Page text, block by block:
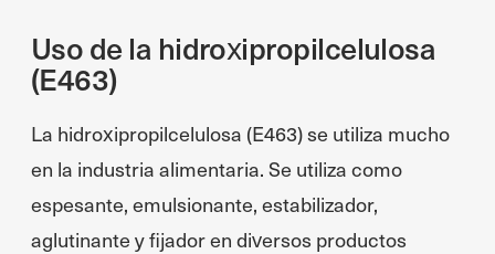
Uso de la hidroxipropilcelulosa
(E463)
La hidroxipropilcelulosa (E463) se utiliza mucho
en la industria alimentaria. Se utiliza como
espesante, emulsionante, estabilizador,
aglutinante y fijador en diversos productos